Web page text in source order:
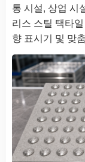
통 시설, 상업 시
리스 스틸 택타
향 표시기 및 맞